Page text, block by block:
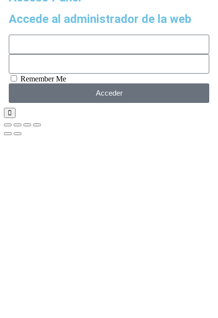
Accede al administrador de la web
Remember Me
Acceder